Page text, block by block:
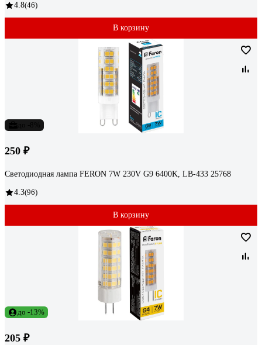
4.8(46)
В корзину
250 ₽
Светодиодная лампа FERON 7W 230V G9 6400K, LB-433 25768
4.3(96)
В корзину
до -13%
205 ₽